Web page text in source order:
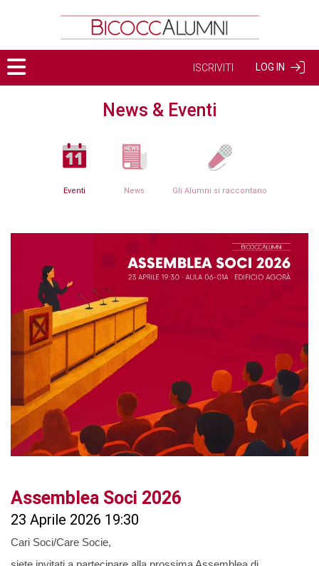
LOG IN
ISCRIVITI
News & Eventi
Eventi News Gli Alumni si raccontano
Assemblea Soci 2026
23 Aprile 2026 19:30
Cari Soci/Care Socie,